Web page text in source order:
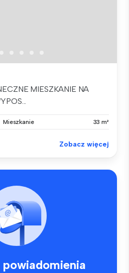
MIESZKANIE NA
Mieszkanie 33 m²
Zobacz więcej